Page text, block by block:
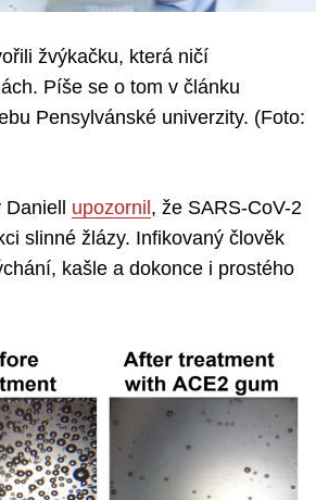
žvýkačku, která ničí
Píše se o tom v článku
Pensylvánské univerzity. (Foto:
upozornil , že SARS-CoV-2
slinné žlázy. Infikovaný člověk
kašle a dokonce i prostého